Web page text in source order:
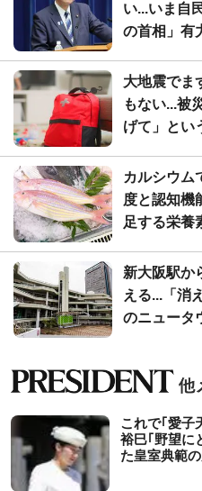
い...いま自
の首相」有
大地震でま
もない...被
げて」とい
カルシウム
度と認知機
足する栄養
新大阪駅か
える...「消
のニュータ
これで｢愛子
裕巳｢野望に
た皇室典範